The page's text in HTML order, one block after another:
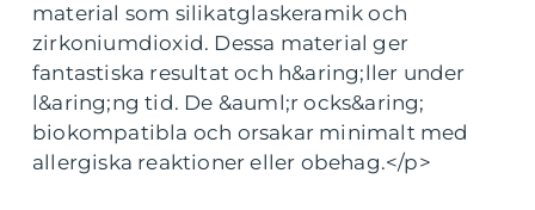
material som silikatglaskeramik och
zirkoniumdioxid. Dessa material ger
fantastiska resultat och h&aring;ller under
l&aring;ng tid. De &auml;r ocks&aring;
biokompatibla och orsakar minimalt med
allergiska reaktioner eller obehag.</p>